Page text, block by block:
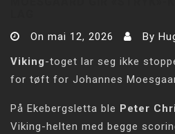
On mai 12, 2026 By
Viking-toget lar seg ikke
for tøft for Johannes
På Ekebergsletta ble Peter
Viking-helten med begge